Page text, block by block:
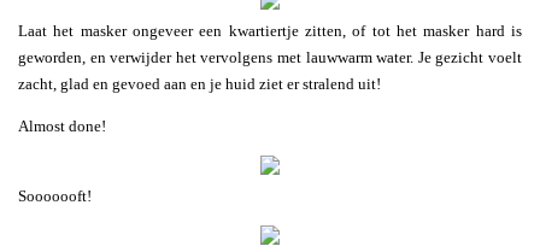
Laat het masker ongeveer een kwartiertje zitten, of tot het masker hard is
geworden, en verwijder het vervolgens met lauwwarm water. Je gezicht voelt
zacht, glad en gevoed aan en je huid ziet er stralend uit!
Almost done!
Sooooooft!